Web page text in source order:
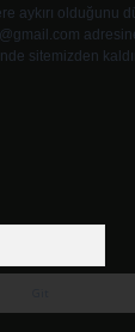
aykırı olduğunu
sitemizden